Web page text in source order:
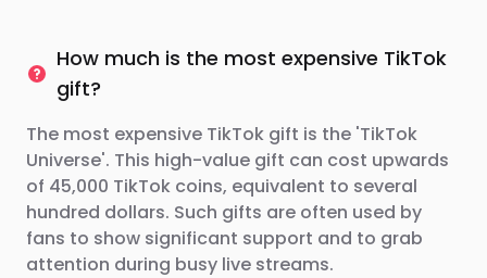
How much is the most expensive TikTok
gift?
The most expensive TikTok gift is the 'TikTok
Universe'. This high-value gift can cost upwards
of 45,000 TikTok coins, equivalent to several
hundred dollars. Such gifts are often used by
fans to show significant support and to grab
attention during busy live streams.